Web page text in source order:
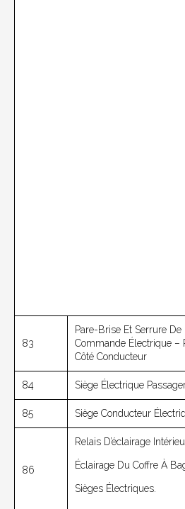
83
Pare-Brise Et Serrure De
Commande Électrique –
Côté Conducteur
84 Siège Électrique
85 Siège Conducteur
86
Relais D’éclairage
Éclairage Du Coffre À
Sièges Électriques.